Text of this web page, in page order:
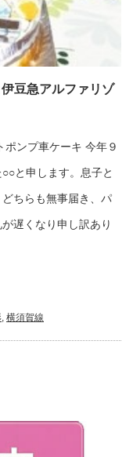
豆急アルファリゾ
ポンプ車ケーキ 今年９
と申します。息子と
ちらも無事届き、パ
遅くなり申し訳あり
, 横須賀線